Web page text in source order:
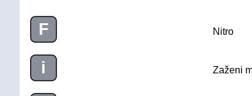
F Nitro
i Zaženi